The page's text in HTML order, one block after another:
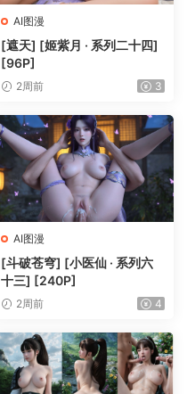
AI图漫
[遮天] [姬紫月 · 系列二十四]
[96P]
2周前 3
AI图漫
[斗破苍穹] [小医仙 · 系列六
十三] [240P]
2周前 4